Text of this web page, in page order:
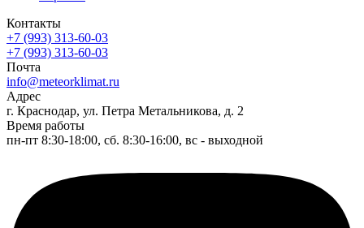
Контакты
+7 (993) 313-60-03
+7 (993) 313-60-03
Почта
info@meteorklimat.ru
Адрес
г. Краснодар, ул. Петра Метальникова, д. 2
Время работы
пн-пт 8:30-18:00, сб. 8:30-16:00, вс - выходной